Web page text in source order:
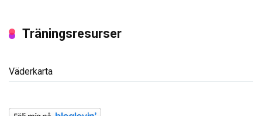
Träningsresurser
Väderkarta